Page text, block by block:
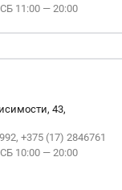
11:00 — 20:00
43,
+375 (17) 2846761
10:00 — 20:00